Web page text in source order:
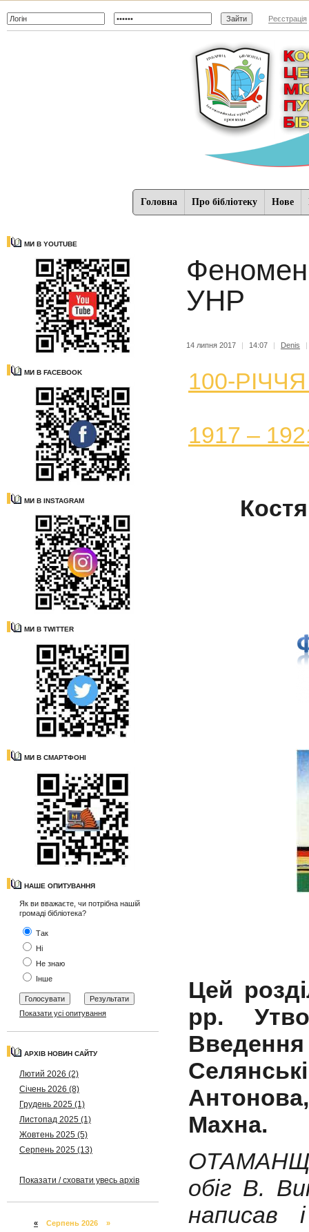
Реєстрація
Головна Про бібліотеку Нове
МИ В YOUTUBE
МИ В FACEBOOK
МИ В INSTAGRAM
МИ В TWITTER
МИ В СМАРТФОНІ
НАШЕ ОПИТУВАННЯ
Як ви вважаєте, чи потрібна нашій
громаді бібліотека?
Так
Ні
Не знаю
Інше
Показати усі опитування
АРХІВ НОВИН САЙТУ
Лютий 2026 (2)
Січень 2026 (8)
Грудень 2025 (1)
Листопад 2025 (1)
Жовтень 2025 (5)
Серпень 2025 (13)
Показати / сховати увесь архів
« Серпень 2026 »
Феномен
УНР
14 липня 2017 | 14:07 | Denis |
100-
1917 –
Цей
рр.
Махна.
обіг В.
написав